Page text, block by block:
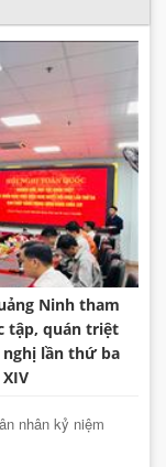
Ninh tham
tập, quán triệt
lần thứ ba
nhân kỷ niệm